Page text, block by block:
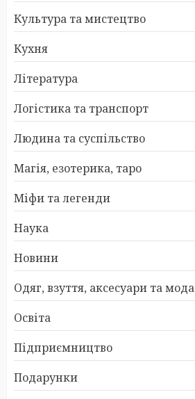
Культура та мистецтво
Кухня
Література
Логістика та транспорт
Людина та суспільство
Магія, езотерика, таро
Міфи та легенди
Наука
Новини
Одяг, взуття, аксесуари та мода
Освіта
Підприємництво
Подарунки